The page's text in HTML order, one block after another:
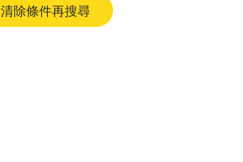
清除條件再搜尋